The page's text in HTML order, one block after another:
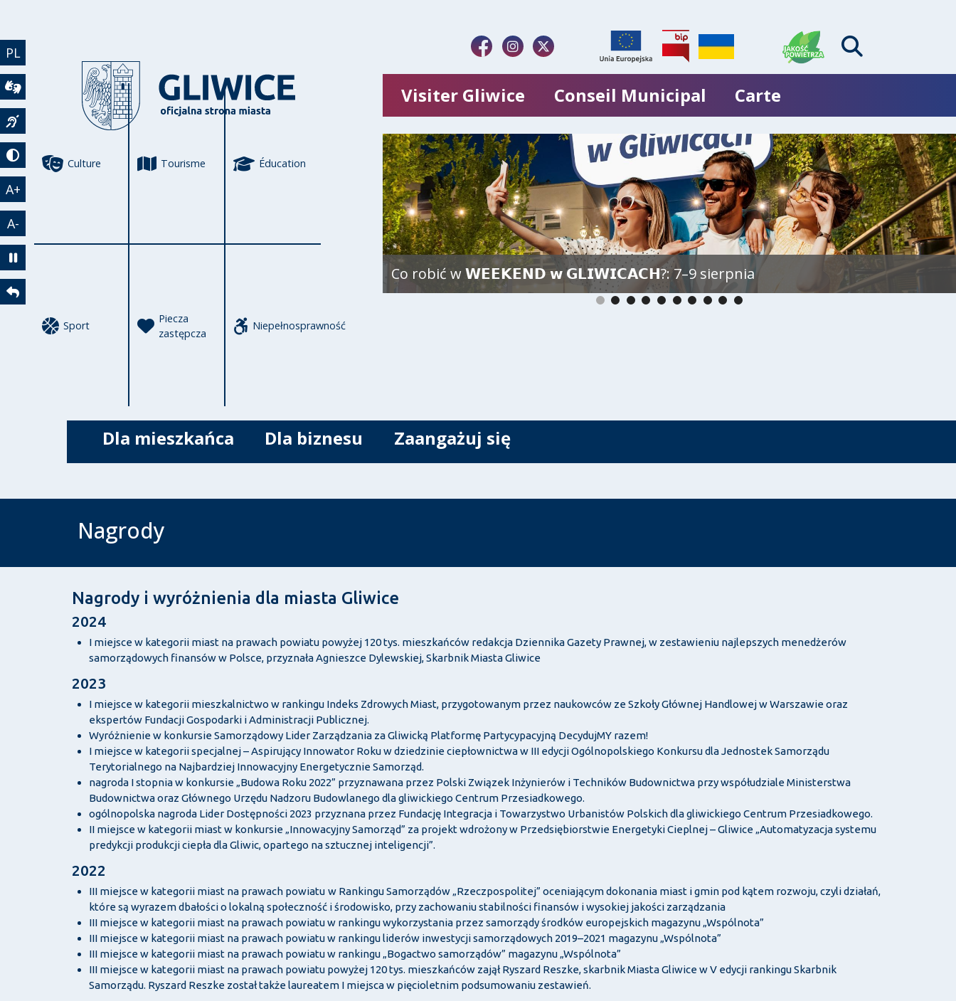
PL
Wideotłumacz
Język migowy
Tryb kontrastowy
A+
A-
Zatrzymaj animację
Powrót
Visiter Gliwice Conseil Municipal Carte
Co robić w 𝗪𝗘𝗘𝗞𝗘𝗡𝗗 𝘄 𝗚𝗟𝗜𝗪𝗜𝗖𝗔𝗖𝗛?: 7–9 sierpnia
Culture Tourisme Éducation
Sport
Piecza
zastępcza
Niepełnosprawność
Dla mieszkańca Dla biznesu Zaangażuj się
Nagrody
Nagrody i wyróżnienia dla miasta Gliwice
2024
I miejsce w kategorii miast na prawach powiatu powyżej 120 tys. mieszkańców redakcja Dziennika Gazety Prawnej, w zestawieniu najlepszych menedżerów
samorządowych finansów w Polsce, przyznała Agnieszce Dylewskiej, Skarbnik Miasta Gliwice
2023
I miejsce w kategorii mieszkalnictwo w rankingu Indeks Zdrowych Miast, przygotowanym przez naukowców ze Szkoły Głównej Handlowej w Warszawie oraz
ekspertów Fundacji Gospodarki i Administracji Publicznej.
Wyróżnienie w konkursie Samorządowy Lider Zarządzania za Gliwicką Platformę Partycypacyjną DecydujMY razem!
I miejsce w kategorii specjalnej – Aspirujący Innowator Roku w dziedzinie ciepłownictwa w III edycji Ogólnopolskiego Konkursu dla Jednostek Samorządu
Terytorialnego na Najbardziej Innowacyjny Energetycznie Samorząd.
nagroda I stopnia w konkursie „Budowa Roku 2022” przyznawana przez Polski Związek Inżynierów i Techników Budownictwa przy współudziale Ministerstwa
Budownictwa oraz Głównego Urzędu Nadzoru Budowlanego dla gliwickiego Centrum Przesiadkowego.
ogólnopolska nagroda Lider Dostępności 2023 przyznana przez Fundację Integracja i Towarzystwo Urbanistów Polskich dla gliwickiego Centrum Przesiadkowego.
II miejsce w kategorii miast w konkursie „Innowacyjny Samorząd” za projekt wdrożony w Przedsiębiorstwie Energetyki Cieplnej – Gliwice „Automatyzacja systemu
predykcji produkcji ciepła dla Gliwic, opartego na sztucznej inteligencji”.
2022
III miejsce w kategorii miast na prawach powiatu w Rankingu Samorządów „Rzeczpospolitej” oceniającym dokonania miast i gmin pod kątem rozwoju, czyli działań,
które są wyrazem dbałości o lokalną społeczność i środowisko, przy zachowaniu stabilności finansów i wysokiej jakości zarządzania
III miejsce w kategorii miast na prawach powiatu w rankingu wykorzystania przez samorządy środków europejskich magazynu „Wspólnota”
III miejsce w kategorii miast na prawach powiatu w rankingu liderów inwestycji samorządowych 2019–2021 magazynu „Wspólnota”
III miejsce w kategorii miast na prawach powiatu w rankingu „Bogactwo samorządów” magazynu „Wspólnota”
III miejsce w kategorii miast na prawach powiatu powyżej 120 tys. mieszkańców zajął Ryszard Reszke, skarbnik Miasta Gliwice w V edycji rankingu Skarbnik
Samorządu. Ryszard Reszke został także laureatem I miejsca w pięcioletnim podsumowaniu zestawień.